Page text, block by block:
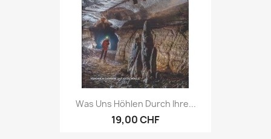
Was Uns Höhlen Durch Ihre...
19,00 CHF